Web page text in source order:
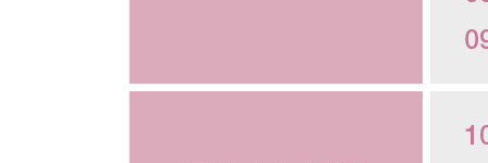
01 컴퓨터 그래픽의 개요